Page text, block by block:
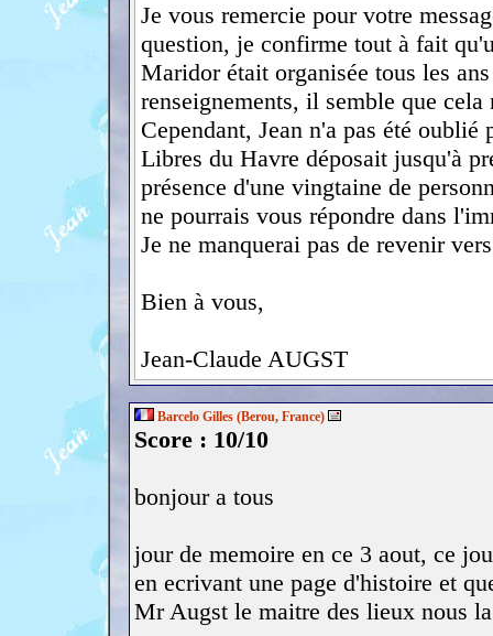
Je vous remercie pour votre
question, je confirme tout à fait
Maridor était organisée tous les
renseignements, il semble que
Cependant, Jean n'a pas été
Libres du Havre déposait jusqu'à
présence d'une vingtaine de
ne pourrais vous répondre dans
Je ne manquerai pas de revenir
Bien à vous,
Jean-Claude AUGST
Barcelo Gilles (Berou, France)
Score : 10/10
bonjour a tous
jour de memoire en ce 3 aout, ce
en ecrivant une page d'histoire et
Mr Augst le maitre des lieux nous